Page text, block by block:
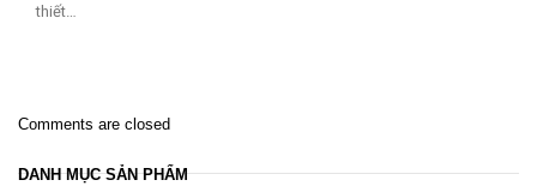
thiết…
Comments are closed
DANH MỤC SẢN PHẨM